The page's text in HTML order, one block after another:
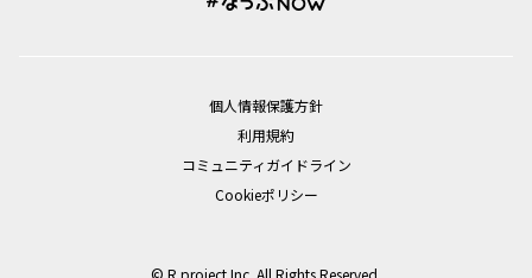
個⼈情報保護⽅針
利用規約
コミュニティガイドライン
Cookieポリシー
© R.project Inc. All Rights Reserved.